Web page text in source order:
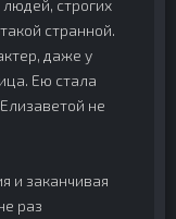
строгих
странной.
даже у
Ею стала
не
и заканчивая
раз